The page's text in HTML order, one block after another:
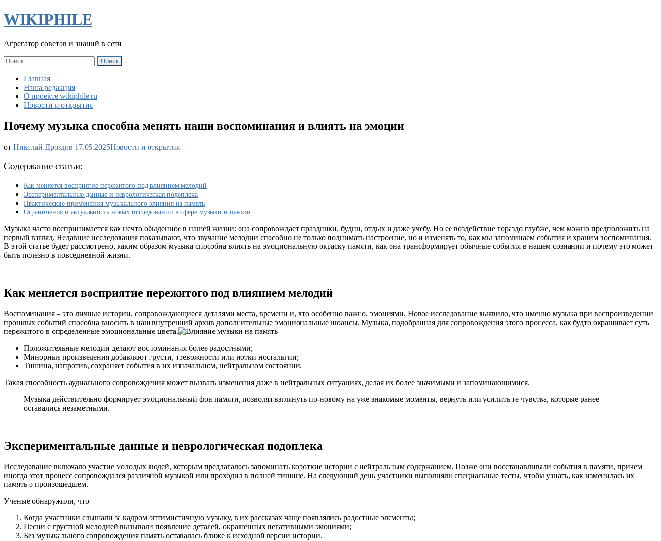
WIKIPHILE
Агрегатор советов и знаний в сети
Найти:
Главная
Наша редакция
О проекте wikiphile.ru
Новости и открытия
Почему музыка способна менять наши воспоминания и влиять на эмоции
от Николай Дроздов 17.05.2025Почему
воспоминания
и
влиять
на
эмоции
Новости и открытия
Содержание статьи:
Как меняется восприятие пережитого под влиянием мелодий
Экспериментальные данные и неврологическая подоплека
Практические применения музыкального влияния на память
Ограничения и актуальность новых исследований в сфере музыки и памяти
Музыка часто воспринимается как нечто обыденное в нашей жизни: она сопровождает праздники, будни, отдых и даже учебу. Но ее воздействие гораздо глубже, чем можно предположить на
первый взгляд. Недавние исследования показывают, что звучание мелодии способно не только поднимать настроение, но и изменять то, как мы запоминаем события и храним воспоминания.
В этой статье будет рассмотрено, каким образом музыка способна влиять на эмоциональную окраску памяти, как она трансформирует обычные события в нашем сознании и почему это может
быть полезно в повседневной жизни.
Как меняется восприятие пережитого под влиянием мелодий
Воспоминания – это личные истории, сопровождающиеся деталями места, времени и, что особенно важно, эмоциями. Новое исследование выявило, что именно музыка при воспроизведении
прошлых событий способна вносить в наш внутренний архив дополнительные эмоциональные нюансы. Музыка, подобранная для сопровождения этого процесса, как будто окрашивает суть
пережитого в определенные эмоциональные цвета.
Положительные мелодии делают воспоминания более радостными;
Минорные произведения добавляют грусти, тревожности или нотки ностальгии;
Тишина, напротив, сохраняет события в их изначальном, нейтральном состоянии.
Такая способность аудиального сопровождения может вызвать изменения даже в нейтральных ситуациях, делая их более значимыми и запоминающимися.
Музыка действительно формирует эмоциональный фон памяти, позволяя взглянуть по-новому на уже знакомые моменты, вернуть или усилить те чувства, которые ранее
оставались незаметными.
Экспериментальные данные и неврологическая подоплека
Исследование включало участие молодых людей, которым предлагалось запоминать короткие истории с нейтральным содержанием. Позже они восстанавливали события в памяти, причем
иногда этот процесс сопровождался различной музыкой или проходил в полной тишине. На следующий день участники выполняли специальные тесты, чтобы узнать, как изменилась их
память о произошедшем.
Ученые обнаружили, что:
Когда участники слышали за кадром оптимистичную музыку, в их рассказах чаще появлялись радостные элементы;
Песни с грустной мелодией вызывали появление деталей, окрашенных негативными эмоциями;
Без музыкального сопровождения память оставалась ближе к исходной версии истории.